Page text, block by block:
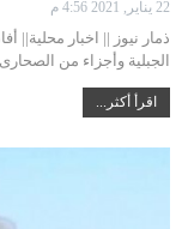
22 يناير, 2021 4:56 م
ذمار نيوز || اخبار محلية||
الجبلية وأجزاء من الصحارى
اقرأ أكثر...